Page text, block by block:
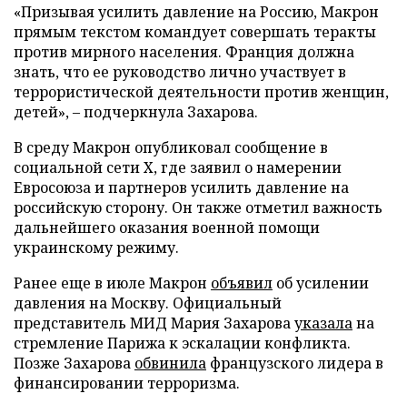
«Призывая усилить давление на Россию, Макрон
прямым текстом командует совершать теракты
против мирного населения. Франция должна
знать, что ее руководство лично участвует в
террористической деятельности против женщин,
детей», – подчеркнула Захарова.
В среду Макрон опубликовал сообщение в
социальной сети X, где заявил о намерении
Евросоюза и партнеров усилить давление на
российскую сторону. Он также отметил важность
дальнейшего оказания военной помощи
украинскому режиму.
Ранее еще в июле Макрон объявил об усилении
давления на Москву. Официальный
представитель МИД Мария Захаровауказалана
стремление Парижа к эскалации конфликта.
Позже Захарова обвинила французского лидера в
финансировании терроризма.